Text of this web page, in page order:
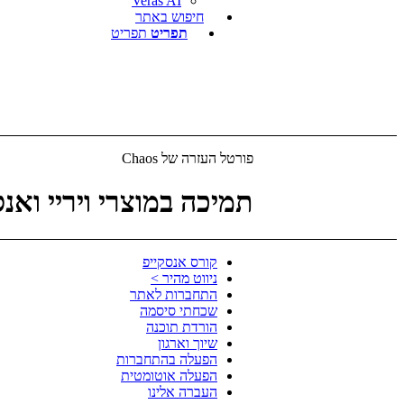
חיפוש באתר
תפריט תפריט
פורטל העזרה של Chaos
תמיכה במוצרי ויריי
קורס אנסקייפ
ניווט מהיר >
התחברות לאתר
שכחתי סיסמה
הורדת תוכנה
שיוך וארגון
הפעלה בהתחברות
הפעלה אוטומטית
העברה אלינו